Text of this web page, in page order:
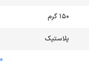
150 گرم
پلاستیک